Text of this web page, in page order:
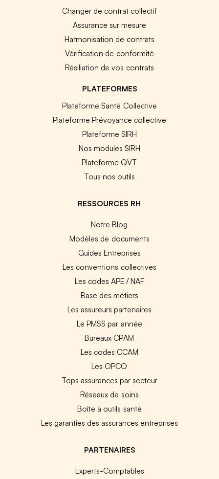
Changer de contrat collectif
Assurance sur mesure
Harmonisation de contrats
Vérification de conformité
Résiliation de vos contrats
PLATEFORMES
Plateforme Santé Collective
Plateforme Prévoyance collective
Plateforme SIRH
Nos modules SIRH
Plateforme QVT
Tous nos outils
RESSOURCES RH
Notre Blog
Modèles de documents
Guides Entreprises
Les conventions collectives
Les codes APE / NAF
Base des métiers
Les assureurs partenaires
Le PMSS par année
Bureaux CPAM
Les codes CCAM
Les OPCO
Tops assurances par secteur
Réseaux de soins
Boîte à outils santé
Les garanties des assurances entreprises
PARTENAIRES
Experts-Comptables